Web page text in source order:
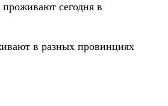
сегодня в
в разных провинциях